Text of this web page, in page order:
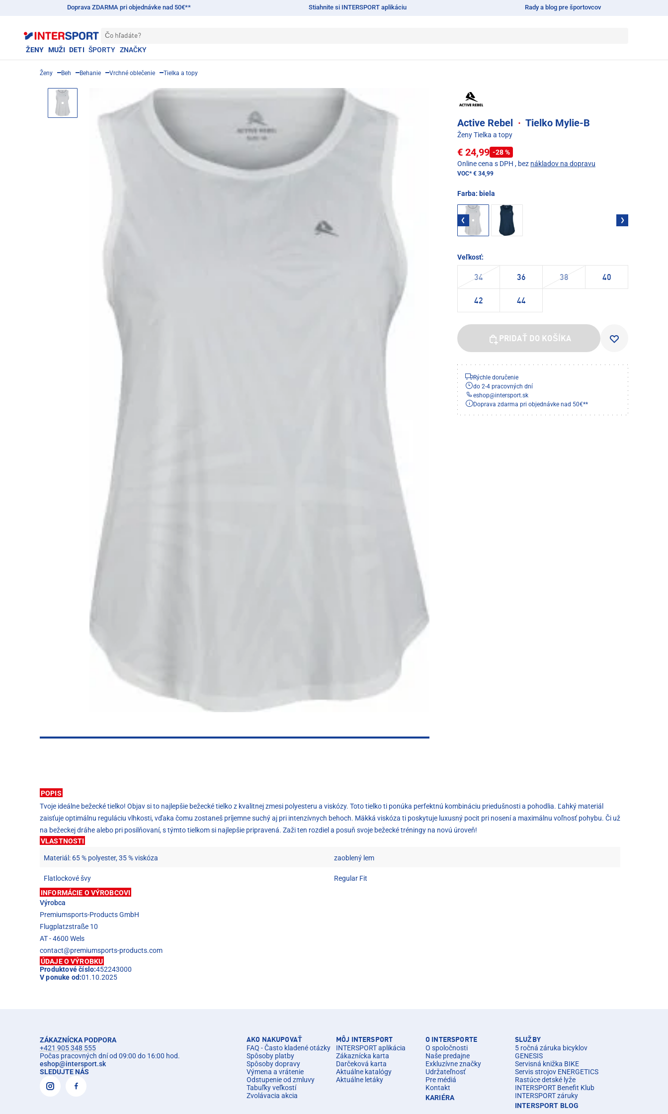
Doprava ZDARMA pri objednávke nad 50€** Stiahnite si INTERSPORT aplikáciu Rady a blog pre športovcov
Čo hľadáte?
ŽENY MUŽI DETI ŠPORTY ZNAČKY
Ženy Beh Behanie Vrchné oblečenie Tielka a topy
Active Rebel · Tielko Mylie-B
Ženy Tielka a topy
€ 24,99 -28 %
Online cena s DPH , bez nákladov na dopravu
VOC*€ 34,99
Farba: biela
Veľkosť:
34 36 38 40
42 44
PRIDAŤ DO KOŠÍKA
Rýchle doručenie
do 2-4 pracovných dní
eshop@intersport.sk
Doprava zdarma pri objednávke nad 50€**
POPIS
Tvoje ideálne bežecké tielko! Objav si to najlepšie bežecké tielko z kvalitnej zmesi polyesteru a viskózy. Toto tielko ti ponúka perfektnú kombináciu priedušnosti a pohodlia. Ľahký materiál
zaisťuje optimálnu reguláciu vlhkosti, vďaka čomu zostaneš príjemne suchý aj pri intenzívnych behoch. Mäkká viskóza ti poskytuje luxusný pocit pri nosení a maximálnu voľnosť pohybu. Či už
na bežeckej dráhe alebo pri posilňovaní, s týmto tielkom si najlepšie pripravená. Zaži ten rozdiel a posuň svoje bežecké tréningy na novú úroveň!
VLASTNOSTI
Materiál: 65 % polyester, 35 % viskóza zaoblený lem
Flatlockové švy
Regular Fit
INFORMÁCIE O VÝROBCOVI
Výrobca
Premiumsports-Products GmbH
Flugplatzstraße 10
AT - 4600 Wels
contact@premiumsports-products.com
ÚDAJE O VÝROBKU
Produktové číslo:452243000
V ponuke od:01.10.2025
ZÁKAZNÍCKA PODPORA
+421 905 348 555
Počas pracovných dní od 09:00 do 16:00 hod.
eshop@intersport.sk
SLEDUJTE NÁS
AKO NAKUPOVAŤ
FAQ - Často kladené otázky
Spôsoby platby
Spôsoby dopravy
Výmena a vrátenie
Odstupenie od zmluvy
Tabuľky veľkostí
Zvolávacia akcia
MÔJ INTERSPORT
INTERSPORT aplikácia
Zákaznícka karta
Darčeková karta
Aktuálne katalógy
Aktuálne letáky
O INTERSPORTE
O spoločnosti
Naše predajne
Exkluzívne značky
Udržateľnosť
Pre médiá
Kontakt
KARIÉRA
SLUŽBY
5 ročná záruka bicyklov
GENESIS
Servisná knižka BIKE
Servis strojov ENERGETICS
Rastúce detské lyže
INTERSPORT Benefit Klub
INTERSPORT záruky
INTERSPORT BLOG